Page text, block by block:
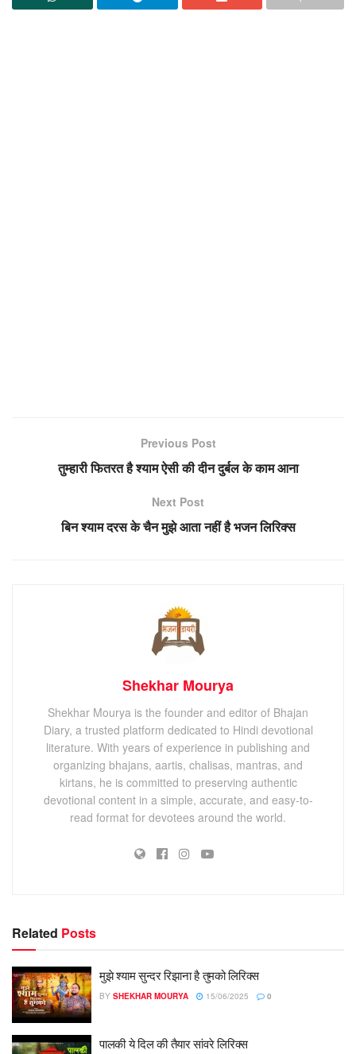
Previous Post
तुम्हारी फितरत है श्याम ऐसी की दीन दुर्बल के काम आना
Next Post
बिन श्याम दरस के चैन मुझे आता नहीं है भजन लिरिक्स
Shekhar Mourya
Shekhar Mourya is the founder and editor of Bhajan
Diary, a trusted platform dedicated to Hindi devotional
literature. With years of experience in publishing and
organizing bhajans, aartis, chalisas, mantras, and
kirtans, he is committed to preserving authentic
devotional content in a simple, accurate, and easy-to-
read format for devotees around the world.
Related Posts
मुझे श्याम सुन्दर रिझाना है तुमको लिरिक्स
BY SHEKHAR MOURYA 15/06/2025 0
पालकी ये दिल की तैयार सांवरे लिरिक्स